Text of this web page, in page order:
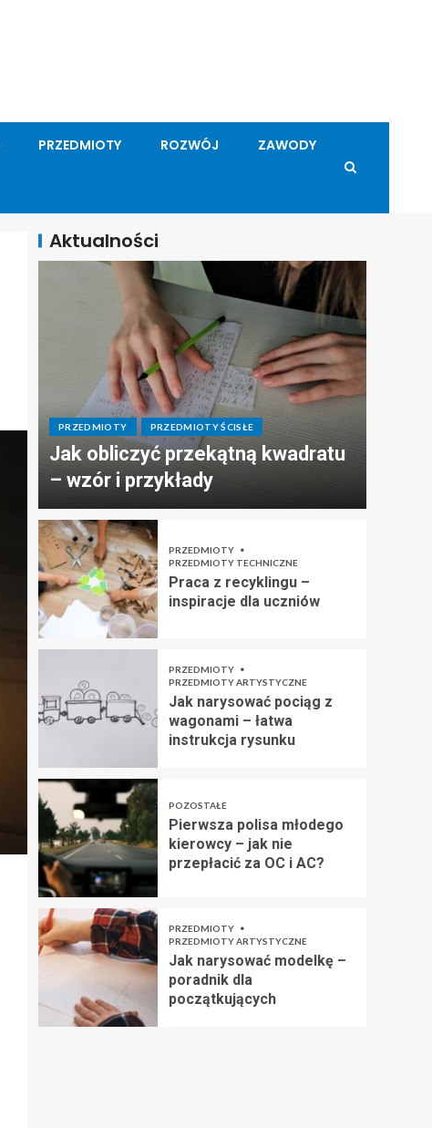
PRZEDMIOTY ROZWÓJ ZAWODY
Aktualności
PRZEDMIOTY PRZEDMIOTY ŚCISŁE
Jak obliczyć przekątną kwadratu
– wzór i przykłady
PRZEDMIOTY
PRZEDMIOTY TECHNICZNE
Praca z recyklingu –
inspiracje dla uczniów
PRZEDMIOTY
PRZEDMIOTY ARTYSTYCZNE
Jak narysować pociąg z
wagonami – łatwa
instrukcja rysunku
POZOSTAŁE
Pierwsza polisa młodego
kierowcy – jak nie
przepłacić za OC i AC?
PRZEDMIOTY
PRZEDMIOTY ARTYSTYCZNE
Jak narysować modelkę –
poradnik dla
początkujących